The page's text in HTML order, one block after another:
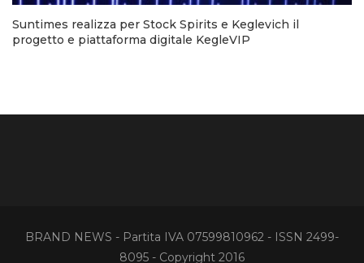
Suntimes realizza per Stock Spirits e Keglevich il
progetto e piattaforma digitale KegleVIP
BRAND NEWS - Partita IVA 07599810962 - ISSN 2499-
8095 - Copyright 2016